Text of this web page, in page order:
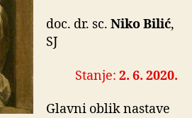
doc. dr. sc. Niko Bilić,
SJ
Stanje: 2. 6. 2020.
Glavni oblik nastave